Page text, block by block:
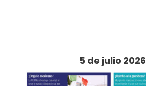
5 de julio 2026